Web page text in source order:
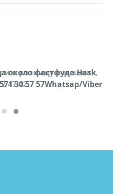
и в розницу в мешках,
47 42
около фастфуда Hask
30 57 57Whatsap/Viber